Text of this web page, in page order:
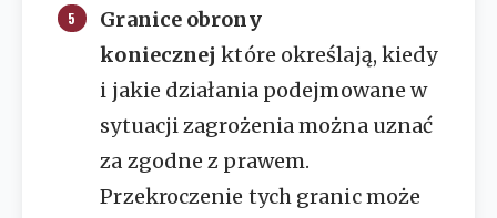
Granice obrony
koniecznej które określają, kiedy
i jakie działania podejmowane w
sytuacji zagrożenia można uznać
za zgodne z prawem.
Przekroczenie tych granic może